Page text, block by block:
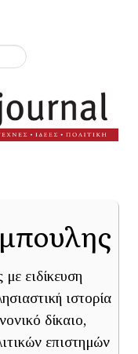
ειδίκευση
ιστορία
δίκαιο,
επιστημών